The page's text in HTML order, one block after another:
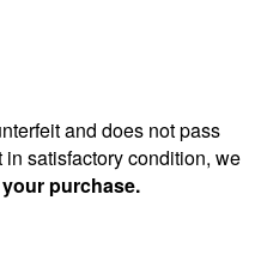
and does not pass
satisfactory condition, we
purchase.